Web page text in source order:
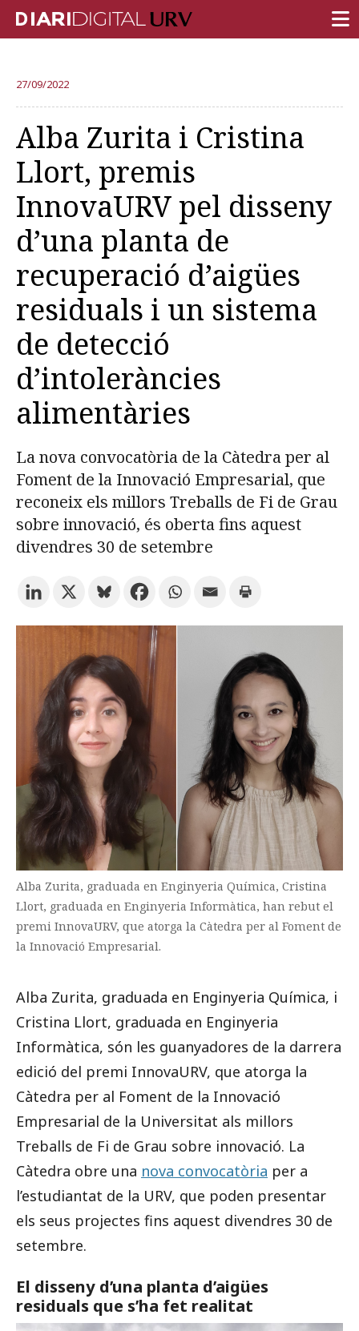
RECERCA
DOCÈNCIA
INSTITUCIÓ
VIDA AL CAMPUS
COMUNITAT URV
REPORTATGES
Més categories
Prova la cerca avançada
Subscriu-te als butlletins de la URV Agenda
ESPAÑOL
27/09/2022
Alba Zurita i Cristina
Llort, premis
InnovaURV pel disseny
d’una planta de
recuperació d’aigües
residuals i un sistema
de detecció
d’intoleràncies
alimentàries
La nova convocatòria de la Càtedra per al
Foment de la Innovació Empresarial, que
reconeix els millors Treballs de Fi de Grau
sobre innovació, és oberta fins aquest
divendres 30 de setembre
Alba Zurita, graduada en Enginyeria Química, Cristina
Llort, graduada en Enginyeria Informàtica, han rebut el
premi InnovaURV, que atorga la Càtedra per al Foment de
la Innovació Empresarial.
Alba Zurita, graduada en Enginyeria Química, i
Cristina Llort, graduada en Enginyeria
Informàtica, són les guanyadores de la darrera
edició del premi InnovaURV, que atorga la
Càtedra per al Foment de la Innovació
Empresarial de la Universitat als millors
Treballs de Fi de Grau sobre innovació. La
Càtedra obre una nova convocatòria per a
l’estudiantat de la URV, que poden presentar
els seus projectes fins aquest divendres 30 de
setembre.
El disseny d’una planta d’aigües
residuals que s’ha fet realitat